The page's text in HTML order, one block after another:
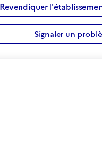
Revendiquer
Signaler un